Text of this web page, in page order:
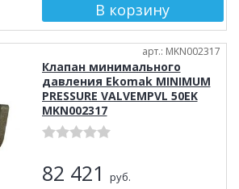
арт.: MKN002317
Клапан минимального
давления Ekomak MINIMUM
PRESSURE VALVEMPVL 50EK
MKN002317
82 421 руб.